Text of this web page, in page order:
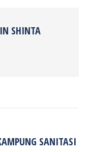
SHINTA
SANITASI